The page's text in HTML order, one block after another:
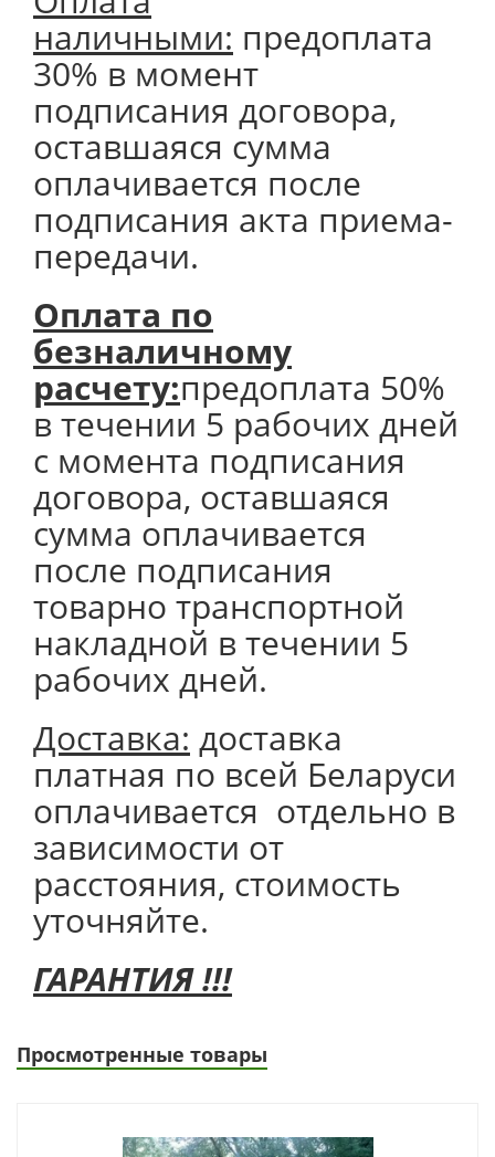
наличными: предоплата
30% в момент
подписания договора,
оставшаяся сумма
оплачивается после
подписания акта приема-
передачи.
Оплата по
безналичному
расчету:предоплата 50%
в течении 5 рабочих дней
с момента подписания
договора, оставшаяся
сумма оплачивается
после подписания
товарно транспортной
накладной в течении 5
рабочих дней.
Доставка: доставка
платная по всей Беларуси
оплачивается отдельно в
зависимости от
расстояния, стоимость
уточняйте.
ГАРАНТИЯ !!!
Просмотренные товары